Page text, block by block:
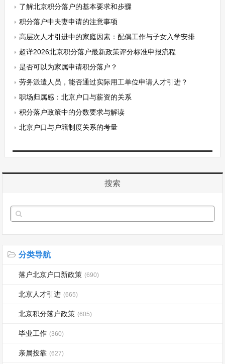
了解北京积分落户的基本要求和步骤
积分落户中夫妻申请的注意事项
高层次人才引进中的家庭因素：配偶工作与子女入学安排
超详2026北京积分落户最新政策评分标准申报流程
是否可以为家属申请积分落户？
劳务派遣人员，能否通过实际用工单位申请人才引进？
职场归属感：北京户口与薪资的关系
积分落户政策中的分数要求与解读
北京户口与户籍制度关系的考量
搜索
分类导航
落户北京户口新政策 (690)
北京人才引进 (665)
北京积分落户政策 (605)
毕业工作 (360)
亲属投靠 (627)